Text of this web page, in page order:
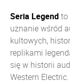
Seria Legendto
uznanie wśród
kultowych,
replikami
się w historii
Western Electric.